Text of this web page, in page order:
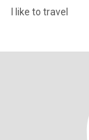
I like to travel